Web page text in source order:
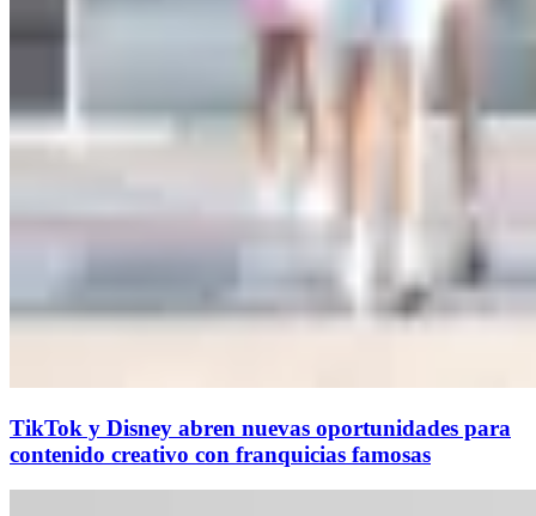
TikTok y Disney abren nuevas oportunidades para
contenido creativo con franquicias famosas